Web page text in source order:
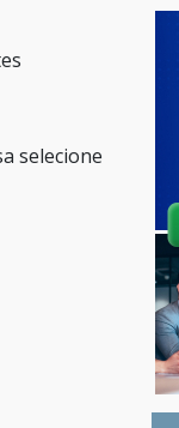
selecione